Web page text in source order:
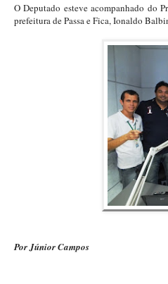
O Deputado esteve acompanhado do
prefeitura de Passa e Fica, Ionaldo
Por Júnior Campos